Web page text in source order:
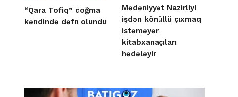
“Qara Tofiq” doğma
kəndində dəfn olundu
Mədəniyyət Nazirliyi
işdən könüllü çıxmaq
istəməyən
kitabxanaçıları
hədələyir